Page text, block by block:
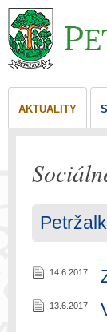
AKTUALITY
14.6.2017
13.6.2017